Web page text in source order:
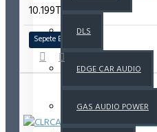
DLS
EDGE CAR AUDIO
GAS AUDIO POWER
10.199TL
Sepete Ekle